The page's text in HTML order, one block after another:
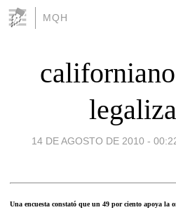
MQH
14 DE AGOSTO DE 2010 -
Una encuesta constató que un 49 por ciento apoya la